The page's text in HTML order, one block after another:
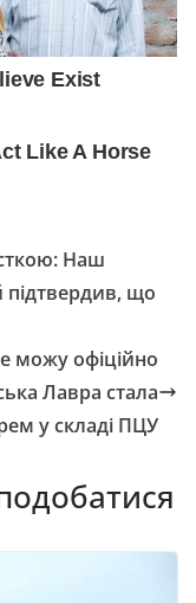
Наш
що
можу офіційно
Лавра стала
у складі ПЦУ